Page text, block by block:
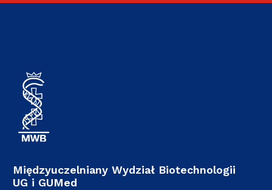
Międzyuczelniany Wydział Biotechnologii
UG i GUMed